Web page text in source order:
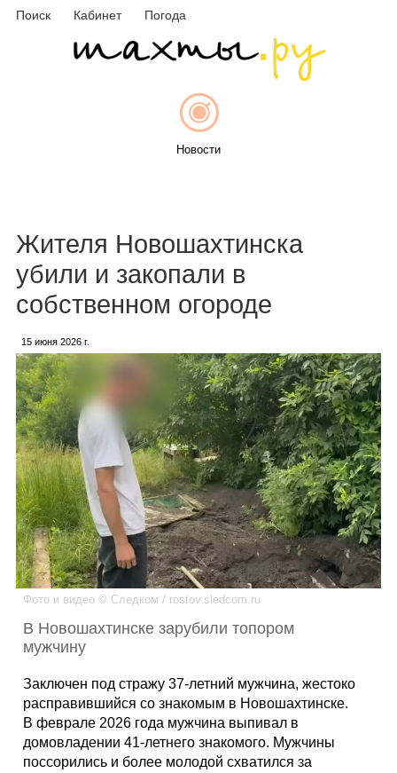
Поиск Кабинет Погода
Новости
Объявления
Каталог
Инфо
Гороскоп
Фотогалерея
Жителя Новошахтинска
убили и закопали в
собственном огороде
15 июня 2026 г.
Фото и видео © Следком / rostov.sledcom.ru
В Новошахтинске зарубили топором
мужчину
Заключен под стражу 37-летний мужчина, жестоко
расправившийся со знакомым в Новошахтинске.
В феврале 2026 года мужчина выпивал в
домовладении 41-летнего знакомого. Мужчины
поссорились и более молодой схватился за